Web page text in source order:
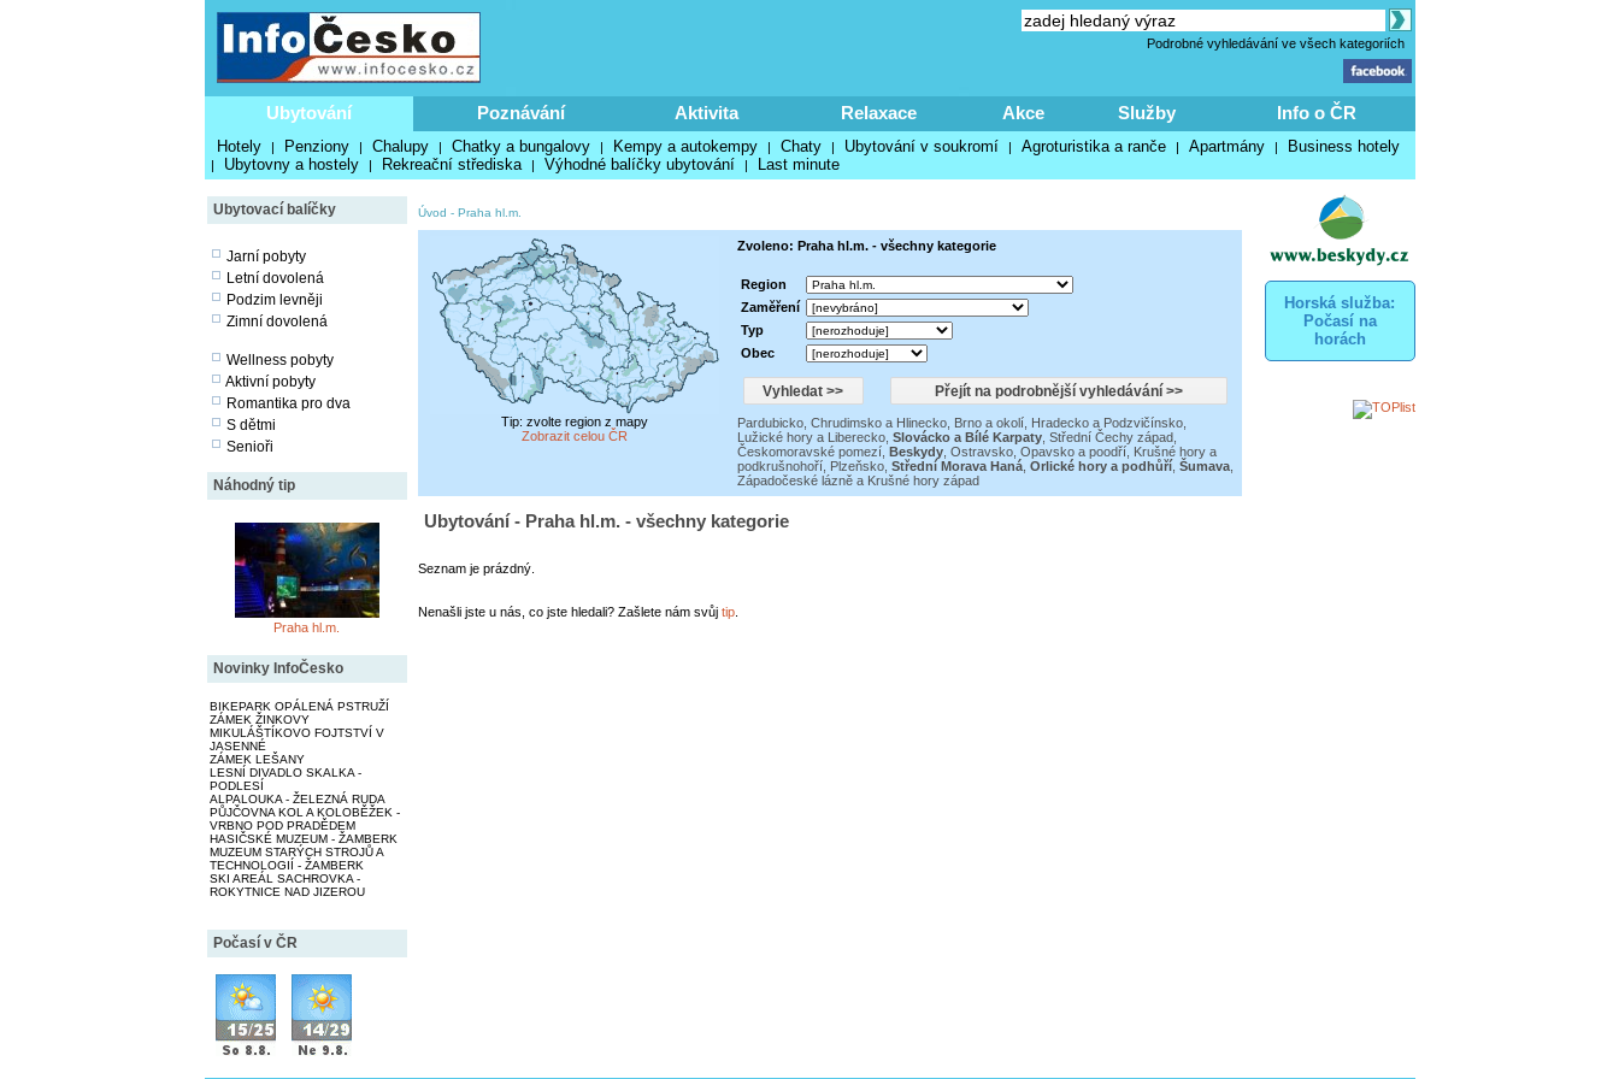
Podrobné vyhledávání ve všech kategoriích
Ubytování Poznávání Aktivita Relaxace Akce Služby Info o ČR
Hotely | Penziony | Chalupy | Chatky a bungalovy | Kempy a autokempy | Chaty | Ubytování v soukromí | Agroturistika a ranče | Apartmány | Business hotely
| Ubytovny a hostely | Rekreační střediska | Výhodné balíčky ubytování | Last minute
Ubytovací balíčky
Jarní pobyty
Letní dovolená
Podzim levněji
Zimní dovolená
Wellness pobyty
Aktivní pobyty
Romantika pro dva
S dětmi
Senioři
Náhodný tip
Praha hl.m.
Novinky InfoČesko
BIKEPARK OPÁLENÁ PSTRUŽÍ
ZÁMEK ŽINKOVY
MIKULÁŠTÍKOVO FOJTSTVÍ V
JASENNÉ
ZÁMEK LEŠANY
LESNÍ DIVADLO SKALKA -
PODLESÍ
ALPALOUKA - ŽELEZNÁ RUDA
PŮJČOVNA KOL A KOLOBĚŽEK -
VRBNO POD PRADĚDEM
HASIČSKÉ MUZEUM - ŽAMBERK
MUZEUM STARÝCH STROJŮ A
TECHNOLOGIÍ - ŽAMBERK
SKI AREÁL SACHROVKA -
ROKYTNICE NAD JIZEROU
Počasí v ČR
Horská služba:
Počasí na
horách
Úvod - Praha hl.m.
Tip: zvolte region z mapy
Zobrazit celou ČR
Zvoleno: Praha hl.m. - všechny kategorie
Region
Zaměření
Typ
Obec
Pardubicko, Chrudimsko a Hlinecko, Brno a okolí, Hradecko a Podzvičínsko,
Lužické hory a Liberecko, Slovácko a Bílé Karpaty, Střední Čechy západ,
Českomoravské pomezí, Beskydy, Ostravsko, Opavsko a poodří, Krušné hory a
podkrušnohoří, Plzeňsko, Střední Morava Haná, Orlické hory a podhůří, Šumava,
Západočeské lázně a Krušné hory západ
Ubytování - Praha hl.m. - všechny kategorie
Seznam je prázdný.
Nenašli jste u nás, co jste hledali? Zašlete nám svůj tip.